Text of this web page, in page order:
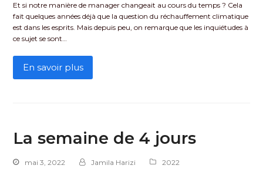
Et si notre manière de manager changeait au cours du temps ? Cela
fait quelques années déjà que la question du réchauffement climatique
est dans les esprits. Mais depuis peu, on remarque que les inquiétudes à
ce sujet se sont…
En savoir plus
La semaine de 4 jours
mai 3, 2022 Jamila Harizi 2022